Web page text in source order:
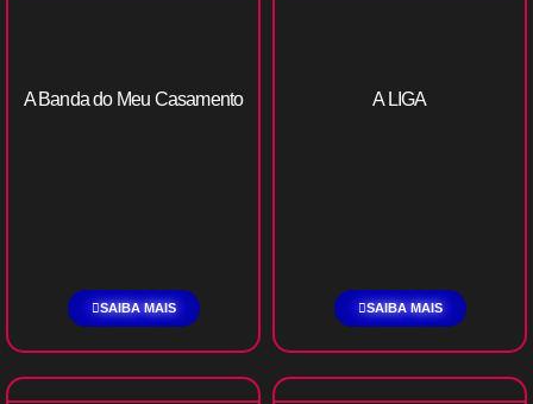
A Banda do Meu Casamento
SAIBA MAIS
A LIGA
SAIBA MAIS